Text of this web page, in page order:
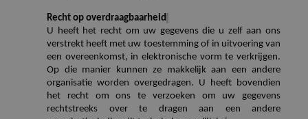
Recht op overdraagbaarheid
U heeft het recht om uw gegevens die u zelf aan ons
verstrekt heeft met uw toestemming of in uitvoering van
een overeenkomst, in elektronische vorm te verkrijgen.
Op die manier kunnen ze makkelijk aan een andere
organisatie worden overgedragen. U heeft bovendien
het recht om ons te verzoeken om uw gegevens
rechtstreeks over te dragen aan een andere